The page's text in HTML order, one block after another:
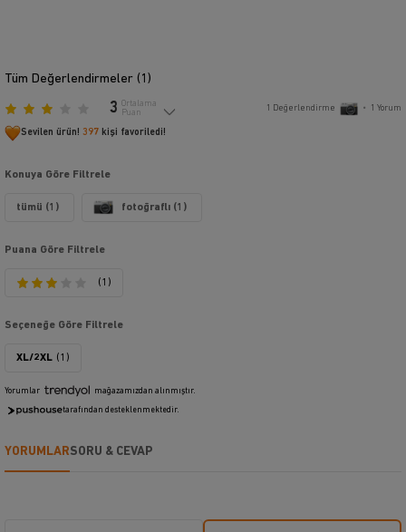
Tüm Değerlendirmeler ( 1 )
3 Ortalama
Puan
1 Değerlendirme • 1 Yorum
Sevilen ürün! 397 kişi favoriledi!
Konuya Göre Filtrele
tümü (1) fotoğraflı (1)
Puana Göre Filtrele
(1)
Seçeneğe Göre Filtrele
XL/2XL (1)
Yorumlar mağazamızdan alınmıştır.
tarafından desteklenmektedir.
YORUMLARSORU & CEVAP